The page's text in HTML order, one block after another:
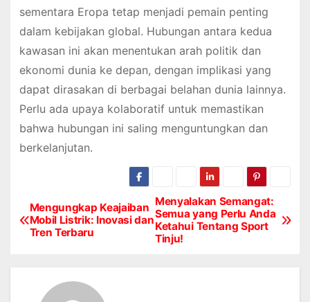
sementara Eropa tetap menjadi pemain penting
dalam kebijakan global. Hubungan antara kedua
kawasan ini akan menentukan arah politik dan
ekonomi dunia ke depan, dengan implikasi yang
dapat dirasakan di berbagai belahan dunia lainnya.
Perlu ada upaya kolaboratif untuk memastikan
bahwa hubungan ini saling menguntungkan dan
berkelanjutan.
P
o
Menyalakan Semangat:
Semua yang Perlu Anda
Ketahui Tentang Sport
Tinju!
Mengungkap Keajaiban
Mobil Listrik: Inovasi dan
Tren Terbaru